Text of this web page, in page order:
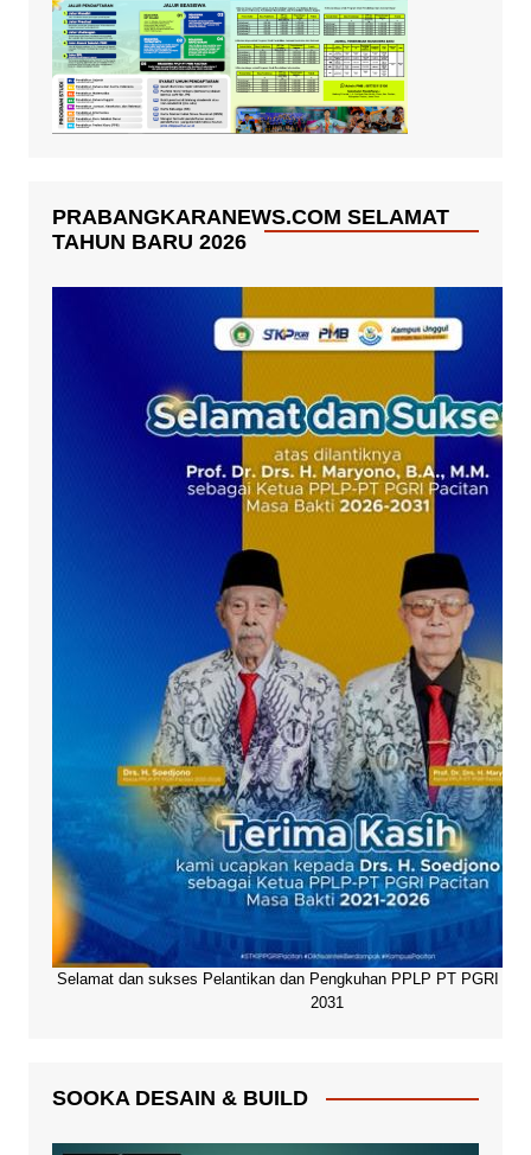
PRABANGKARANEWS.COM SELAMAT
TAHUN BARU 2026
Selamat dan sukses Pelantikan dan Pengkuhan PPLP PT PGRI
2031
SOOKA DESAIN & BUILD